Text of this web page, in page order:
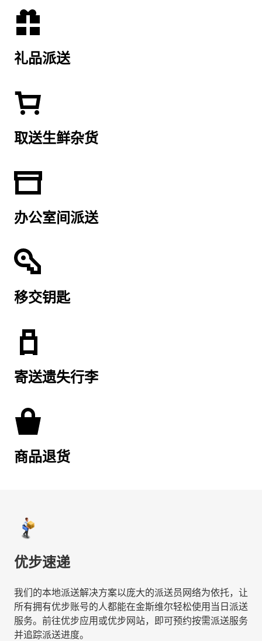
礼品派送
取送生鲜杂货
办公室间派送
移交钥匙
寄送遗失行李
商品退货
优步速递
我们的本地派送解决方案以庞大的派送员网络为依托，让
所有拥有优步账号的人都能在金斯维尔轻松使用当日派送
服务。前往优步应用或优步网站，即可预约按需派送服务
并追踪派送进度。